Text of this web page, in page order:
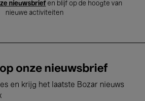
nieuwsbrief en blijf op de hoogte van
nieuwe activiteiten
onze nieuwsbrief
en krijg het laatste Bozar nieuws